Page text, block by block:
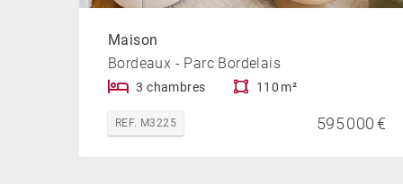
Maison
Bordeaux - Parc Bordelais
3 chambres 110 m²
REF. M3225 595 000 €